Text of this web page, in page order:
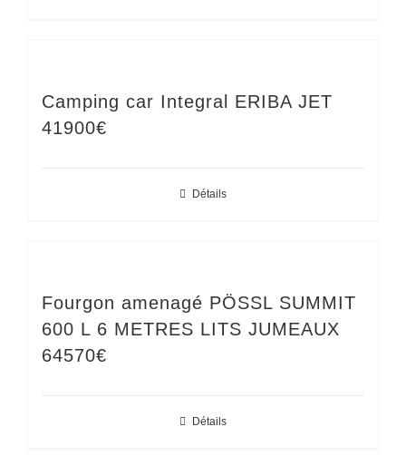
Camping car Integral ERIBA JET
41900€
Détails
Fourgon amenagé PÖSSL SUMMIT
600 L 6 METRES LITS JUMEAUX
64570€
Détails